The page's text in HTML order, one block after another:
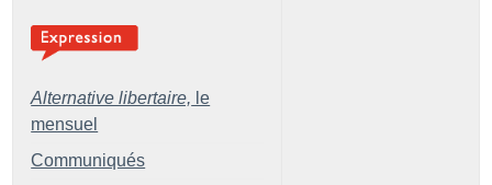
Alternative libertaire, le
mensuel
Communiqués